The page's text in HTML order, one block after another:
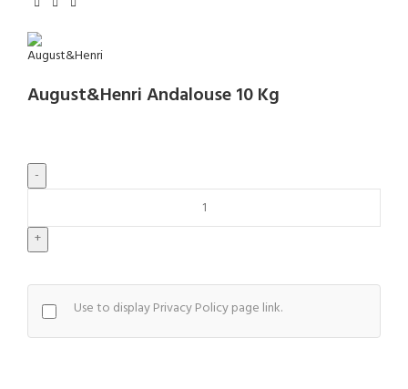
August&Henri Andalouse 10 Kg
August&Henri
Andalouse
Use to display Privacy Policy page link.